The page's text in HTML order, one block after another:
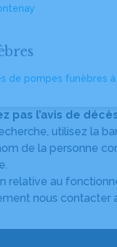
de pompes funèbres à
pas l’avis de
utilisez la
de la personne
relative au
nous contacter